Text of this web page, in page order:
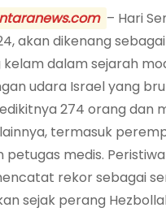
– Hari
akan dikenang
dalam sejarah
udara Israel yang
274 orang dan
termasuk
medis.
rekor sebagai
sejak perang